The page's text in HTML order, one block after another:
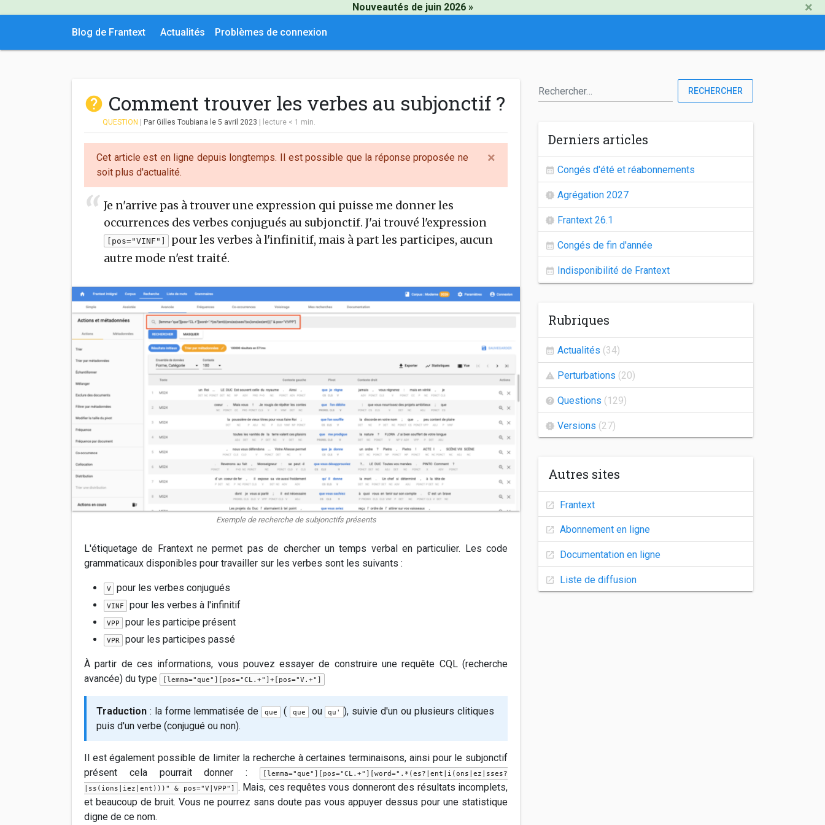
Nouveautés de juin 2026 » ×
Blog de Frantext Actualités Problèmes de connexion
Comment trouver les verbes au subjonctif ?
QUESTION Par Gilles Toubiana le 5 avril 2023 lecture < 1 min.
Cet article est en ligne depuis longtemps. Il est possible que la réponse proposée ne
soit plus d'actualité.
×
Je n'arrive pas à trouver une expression qui puisse me donner les
occurrences des verbes conjugués au subjonctif. J'ai trouvé l'expression
[pos="VINF"]
pour les verbes à l'infinitif, mais à part les participes, aucun
autre mode n'est traité.
Exemple de recherche de subjonctifs présents
L'étiquetage de Frantext ne permet pas de chercher un temps verbal en particulier. Les code
grammaticaux disponibles pour travailler sur les verbes sont les suivants :
V pour les verbes conjugués
VINF pour les verbes à l'infinitif
VPP pour les participe présent
VPR pour les participes passé
À partir de ces informations, vous pouvez essayer de construire une requête CQL (recherche
avancée) du type
[lemma="que"][pos="CL.+"]+[pos="V.+"]
Traduction : la forme lemmatisée de que ( que ou qu'
), suivie d'un ou plusieurs clitiques
puis d'un verbe (conjugué ou non).
Il est également possible de limiter la recherche à certaines terminaisons, ainsi pour le subjonctif
présent cela pourrait donner :
[lemma="que"][pos="CL.+"][word=".*(es?|ent|i(ons|ez|sses?
|ss(ions|iez|ent)))" & pos="V|VPP"] . Mais, ces requêtes vous donneront des résultats incomplets,
et beaucoup de bruit. Vous ne pourrez sans doute pas vous appuyer dessus pour une statistique
digne de ce nom.
RECHERCHER
Derniers articles
Congés d'été et réabonnements
Agrégation 2027
Frantext 26.1
Congés de fin d'année
Indisponibilité de Frantext
Congés d'automne
Agrégation 2026
Frantext 25.2
Indisponibilité des comptes utilisateurs
Rubriques
Actualités (34)
Perturbations (20)
Questions (129)
Versions (27)
Autres sites
Frantext
Abonnement en ligne
Documentation en ligne
Liste de diffusion